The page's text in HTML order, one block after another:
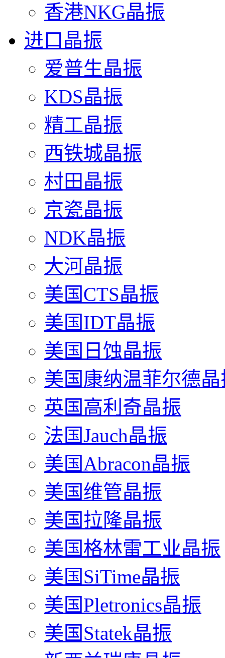
香港NKG晶振
进口晶振
爱普生晶振
KDS晶振
精工晶振
西铁城晶振
村田晶振
京瓷晶振
NDK晶振
大河晶振
美国CTS晶振
美国IDT晶振
美国日蚀晶振
美国康纳温菲尔德晶
英国高利奇晶振
法国Jauch晶振
美国Abracon晶振
美国维管晶振
美国拉隆晶振
美国格林雷工业晶振
美国SiTime晶振
美国Pletronics晶振
美国Statek晶振